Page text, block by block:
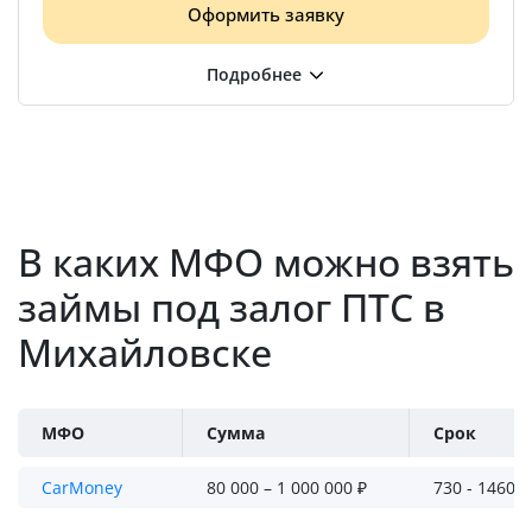
Оформить заявку
В каких МФО можно взять
займы под залог ПТС в
Михайловске
МФО Сумма Срок
CarMoney 80 000 – 1 000 000 ₽ 730 - 1460